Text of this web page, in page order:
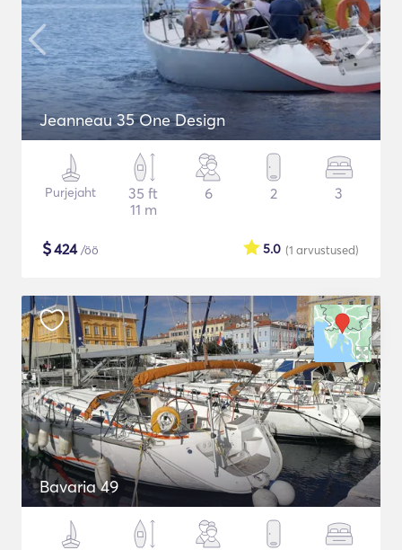
Jeanneau 35 One Design
Purjejaht
35 ft
11 m
6 2 3
$424/öö (1 arvustused)
5.0
Bavaria 49